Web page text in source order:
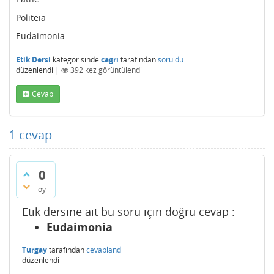
Politeia
Eudaimonia
Etik Dersi kategorisinde cagrı tarafındansoruldu
düzenlendi | 392 kez görüntülendi
Cevap
1 cevap
0
oy
Etik dersine ait bu soru için doğru cevap :
Eudaimonia
Turgaytarafındancevaplandı
düzenlendi